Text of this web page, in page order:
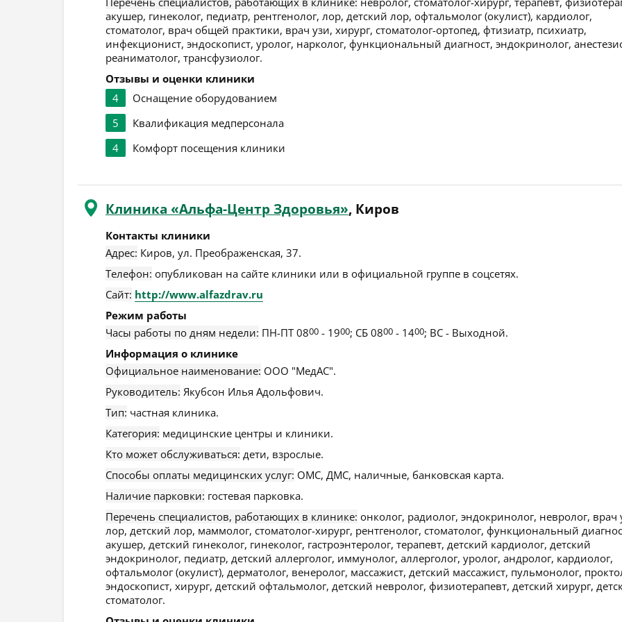
акушер, гинеколог, педиатр, рентгенолог, лор, детский лор, офтальмолог (окулист), кардиолог,
стоматолог, врач общей практики, врач узи, хирург, стоматолог-ортопед, фтизиатр, психиатр,
инфекционист, эндоскопист, уролог, нарколог, функциональный диагност, эндокринолог,
реаниматолог, трансфузиолог.
Отзывы и оценки клиники
4
Оснащение оборудованием
5
Квалификация медперсонала
4
Комфорт посещения клиники
Клиника «Альфа-Центр Здоровья», Киров
Контакты клиники
Адрес: Киров, ул. Преображенская, 37.
Телефон: опубликован на сайте клиники или в официальной группе в соцсетях.
Сайт: http://www.alfazdrav.ru
Режим работы
Часы работы по дням недели: ПН-ПТ 0800 - 1900; СБ 0800 - 1400; ВС - Выходной.
Информация о клинике
Официальное наименование: ООО "МедАС".
Руководитель: Якубсон Илья Адольфович.
Тип: частная клиника.
Категория: медицинские центры и клиники.
Кто может обслуживаться: дети, взрослые.
Способы оплаты медицинских услуг: ОМС, ДМС, наличные, банковская карта.
Наличие парковки: гостевая парковка.
Перечень специалистов, работающих в клинике: онколог, радиолог, эндокринолог, невролог, врач
лор, детский лор, маммолог, стоматолог-хирург, рентгенолог, стоматолог, функциональный
акушер, детский гинеколог, гинеколог, гастроэнтеролог, терапевт, детский кардиолог, детский
эндокринолог, педиатр, детский аллерголог, иммунолог, аллерголог, уролог, андролог, кардиолог,
офтальмолог (окулист), дерматолог, венеролог, массажист, детский массажист, пульмонолог,
эндоскопист, хирург, детский офтальмолог, детский невролог, физиотерапевт, детский хирург,
стоматолог.